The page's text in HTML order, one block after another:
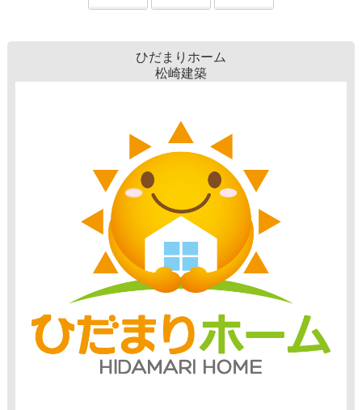
ひだまりホーム
松崎建築